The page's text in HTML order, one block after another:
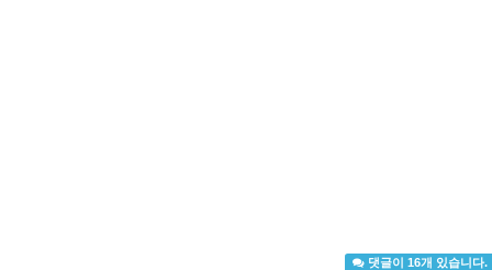
댓글이 16개 있습니다.